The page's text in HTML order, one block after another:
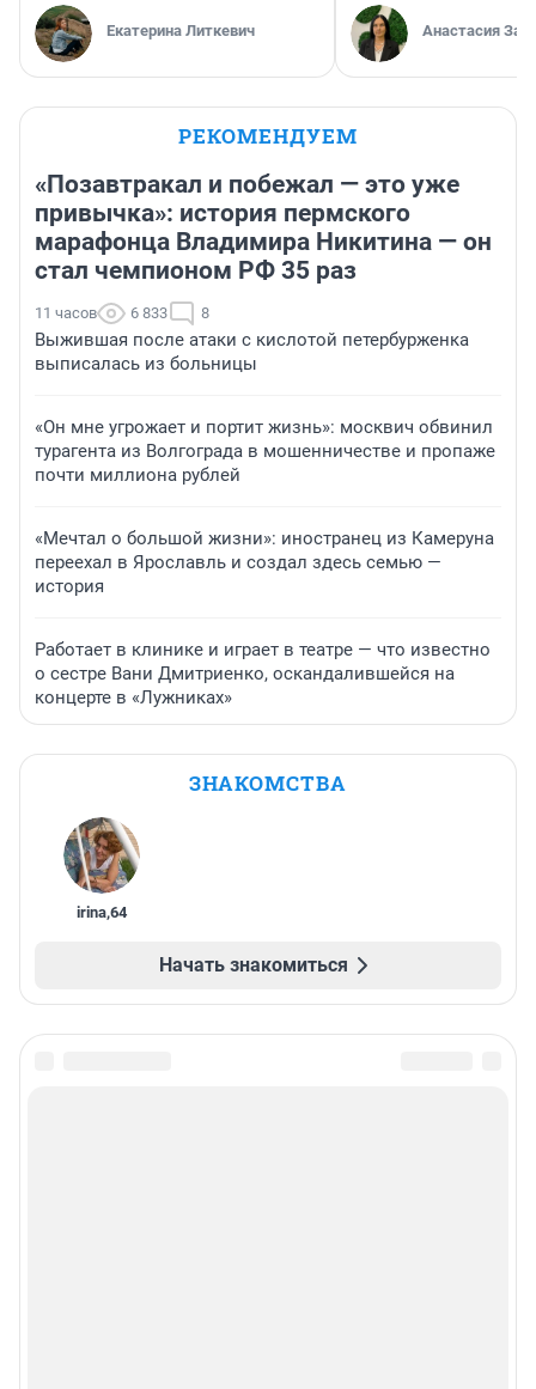
Екатерина Литкевич Анастасия
РЕКОМЕНДУЕМ
«Позавтракал и побежал — это уже
привычка»: история пермского
марафонца Владимира Никитина — он
стал чемпионом РФ 35 раз
11 часов 6 833 8
Выжившая после атаки с кислотой петербурженка
выписалась из больницы
«Он мне угрожает и портит жизнь»: москвич обвинил
турагента из Волгограда в мошенничестве и пропаже
почти миллиона рублей
«Мечтал о большой жизни»: иностранец из Камеруна
переехал в Ярославль и создал здесь семью —
история
Работает в клинике и играет в театре — что известно
о сестре Вани Дмитриенко, оскандалившейся на
концерте в «Лужниках»
ЗНАКОМСТВА
irina,64
Начать знакомиться